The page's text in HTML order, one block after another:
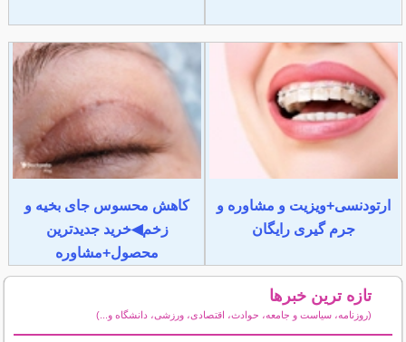
ارتودنسی+ویزیت و مشاوره و
جرم گیری رایگان
کاهش محسوس جای بخیه و
زخم◀خرید جدیدترین
محصول+مشاوره
تازه ترین خبرها
(روزنامه، سیاست و جامعه، حوادث، اقتصادی، ورزشی، دانشگاه و...)